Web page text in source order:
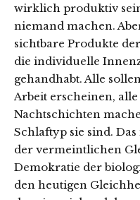
wirklich produktiv
niemand machen.
sichtbare Produkte
die individuelle
gehandhabt. Alle
Arbeit erscheinen,
Nachtschichten
Schlaftyp sie sind.
der vermeintlichen
Demokratie der
den heutigen